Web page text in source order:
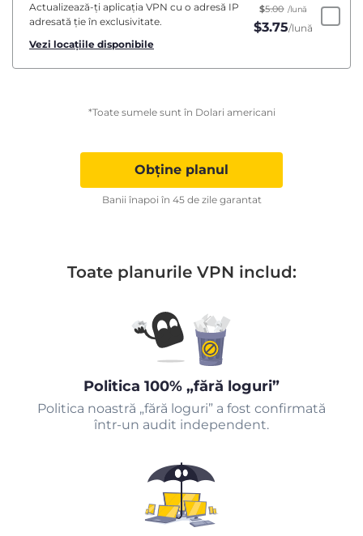
Actualizează-ți aplicația VPN cu o adresă IP
adresată ție în exclusivitate.
Vezi locațiile disponibile
$5.00 /lună
$3.75/lună
*Toate sumele sunt în Dolari americani
Obține planul
Banii înapoi în 45 de zile garantat
Toate planurile VPN includ:
Politica 100% „fără loguri”
Politica noastră „fără loguri” a fost confirmată
într-un audit independent.